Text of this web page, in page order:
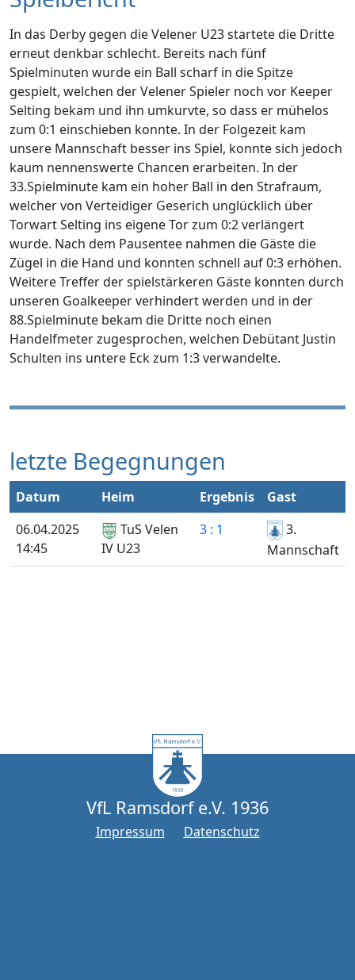
In das Derby gegen die Velener U23 startete die Dritte
erneut denkbar schlecht. Bereits nach fünf
Spielminuten wurde ein Ball scharf in die Spitze
gespielt, welchen der Velener Spieler noch vor Keeper
Selting bekam und ihn umkurvte, so dass er mühelos
zum 0:1 einschieben konnte. In der Folgezeit kam
unsere Mannschaft besser ins Spiel, konnte sich jedoch
kaum nennenswerte Chancen erarbeiten. In der
33.Spielminute kam ein hoher Ball in den Strafraum,
welcher von Verteidiger Geserich unglücklich über
Torwart Selting ins eigene Tor zum 0:2 verlängert
wurde. Nach dem Pausentee nahmen die Gäste die
Zügel in die Hand und konnten schnell auf 0:3 erhöhen.
Weitere Treffer der spielstärkeren Gäste konnten durch
unseren Goalkeeper verhindert werden und in der
88.Spielminute bekam die Dritte noch einen
Handelfmeter zugesprochen, welchen Debütant Justin
Schulten ins untere Eck zum 1:3 verwandelte.
letzte Begegnungen
Datum Heim Ergebnis
Gast
06.04.2025
14:45
TuS Velen
IV U23
3 : 1
3.
Mannschaft
VfL Ramsdorf e.V. 1936
Impressum Datenschutz